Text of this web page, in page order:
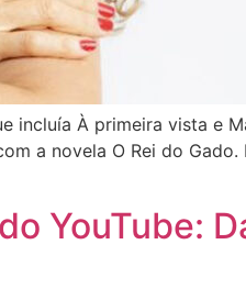
incluía À primeira vista e
a novela O Rei do
YouTube: